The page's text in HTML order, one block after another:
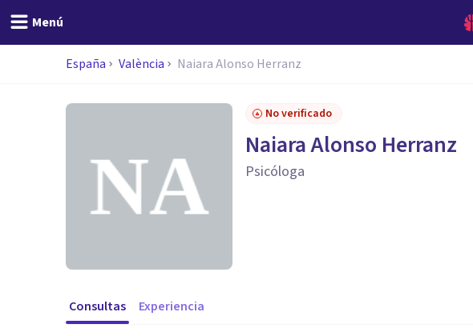
Menú
España València Naiara Alonso Herranz
No verificado
Naiara Alonso Herranz
Psicóloga
Consultas Experiencia